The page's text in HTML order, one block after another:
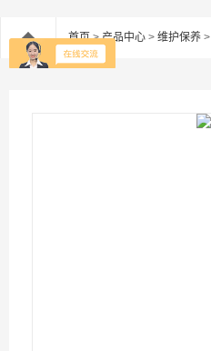
首页>产品中心 > 维护保养 >